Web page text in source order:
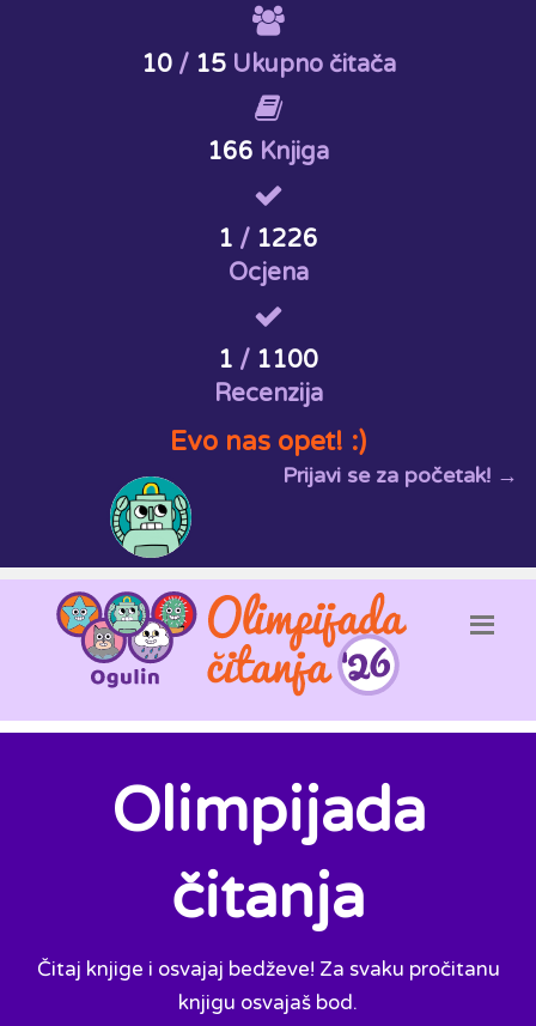
10/ 15Ukupno čitača
166 Knjiga
1 / 1226
Ocjena
1 / 1100
Recenzija
Evo nas opet! :)
Prijavi se za početak! →
Olimpijada
čitanja
Čitaj knjige i osvajaj bedževe! Za svaku pročitanu
knjigu osvajaš bod.